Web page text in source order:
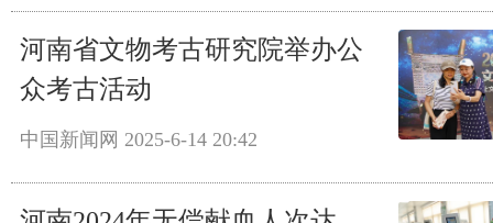
河南省文物考古研究院举办公
众考古活动
中国新闻网 2025-6-14 20:42